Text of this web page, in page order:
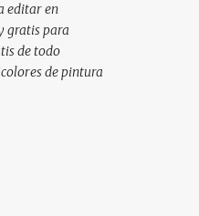
editar en
gratis para
de todo
de pintura